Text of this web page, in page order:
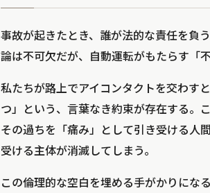
事故が起きたとき、誰が法的な責任を負
論は不可欠だが、自動運転がもたらす「
私たちが路上でアイコンタクトを交わす
つ」という、言葉なき約束が存在する。
その過ちを「痛み」として引き受ける人
受ける主体が消滅してしまう。
この倫理的な空白を埋める手がかりにな